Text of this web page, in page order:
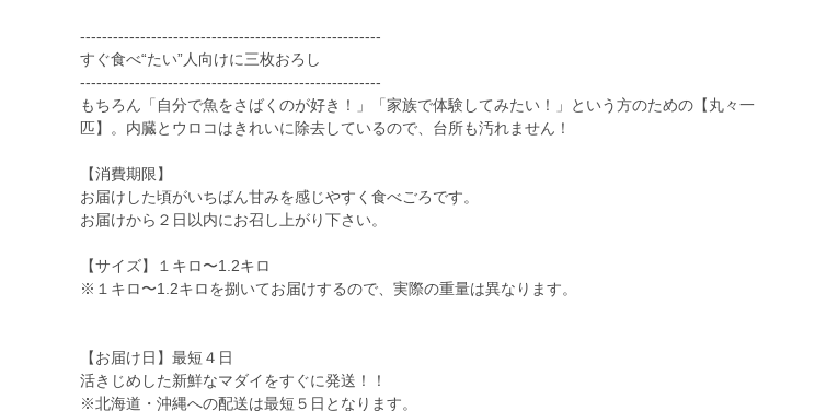
-------------------------------------------------------
すぐ食べ“たい”人向けに三枚おろし
-------------------------------------------------------
もちろん「自分で魚をさばくのが好き！」「家族で体験してみたい！」という方のための【丸々一
匹】。内臓とウロコはきれいに除去しているので、台所も汚れません！
【消費期限】
お届けした頃がいちばん甘みを感じやすく食べごろです。
お届けから２日以内にお召し上がり下さい。
【サイズ】１キロ〜1.2キロ
※１キロ〜1.2キロを捌いてお届けするので、実際の重量は異なります。
【お届け日】最短４日
活きじめした新鮮なマダイをすぐに発送！！
※北海道・沖縄への配送は最短５日となります。